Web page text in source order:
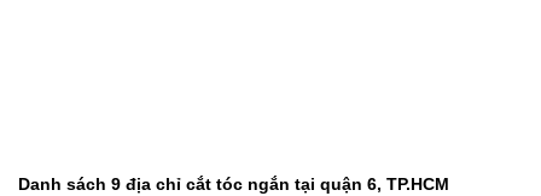
Danh sách 9 địa chỉ cắt tóc ngắn tại quận 6, TP.HCM